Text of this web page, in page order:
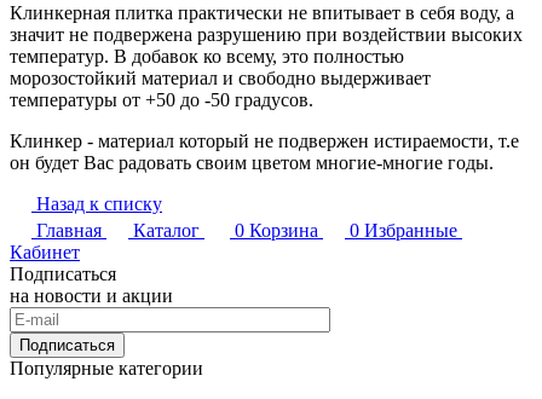
Клинкерная плитка практически не впитывает в себя воду, а
значит не подвержена разрушению при воздействии высоких
температур. В добавок ко всему, это полностью
морозостойкий материал и свободно выдерживает
температуры от +50 до -50 градусов.
Клинкер - материал который не подвержен истираемости, т.е
он будет Вас радовать своим цветом многие-многие годы.
Назад к списку
Главная
Каталог 0 Корзина 0 Избранные
Кабинет
Подписаться
на новости и акции
Подписаться
Популярные категории